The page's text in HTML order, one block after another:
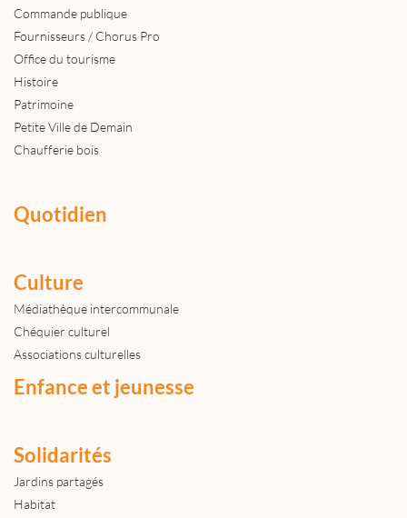
Commande publique
Fournisseurs / Chorus Pro
Office du tourisme
Histoire
Patrimoine
Petite Ville de Demain
Chaufferie bois
Quotidien
Culture
Médiathèque intercommunale
Chéquier culturel
Associations culturelles
Enfance et jeunesse
Solidarités
Jardins partagés
Habitat